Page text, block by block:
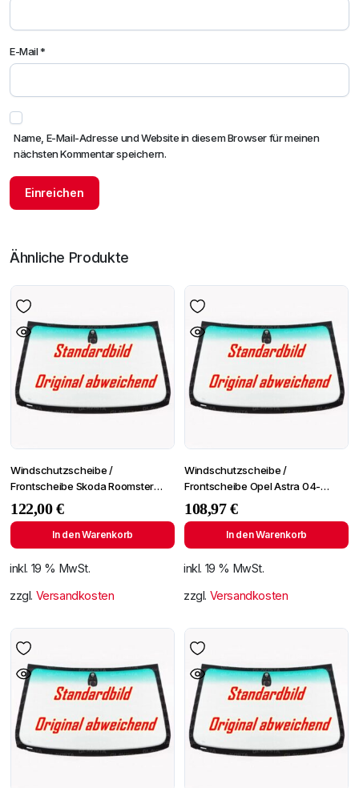
E-Mail*
Name, E-Mail-Adresse und Website in diesem Browser für meinen
nächsten Kommentar speichern.
Ähnliche Produkte
Windschutzscheibe /
Frontscheibe Skoda Roomster
06-/Fabia 07- +Spiegelhalter
122,00€
In den Warenkorb
inkl. 19 % MwSt.
zzgl. Versandkosten
Windschutzscheibe /
Frontscheibe Opel Astra 04-
+Spiegelhalter+Sensor
108,97€
In den Warenkorb
inkl. 19 % MwSt.
zzgl. Versandkosten